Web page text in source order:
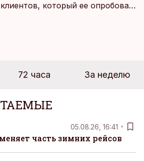
который ее опробовал,
72 часа За неделю
05.08.26, 16:41
часть зимних рейсов